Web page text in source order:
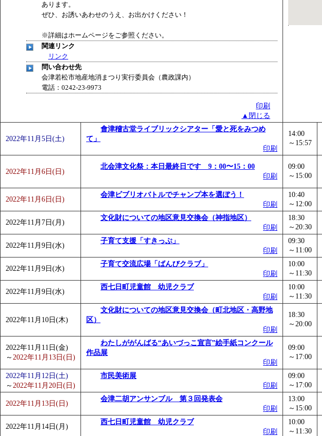
あります。
ぜひ、お誘いあわせのうえ、お出かけください！
※詳細はホームページをご参照ください。
関連リンク
リンク
問い合わせ先
会津若松市地産地消まつり実行委員会（農政課内）
電話：0242-23-9973
印刷
▲閉じる
2022年11月5日(土)
會津稽古堂ライブリックシアター「愛と死をみつめ
て」
印刷
14:00
～15:57
2022年11月6日(日)
北会津文化祭：本日最終日です 9：00〜15：00
印刷
09:00
～15:00
2022年11月6日(日)
会津ビブリオバトルでチャンプ本を選ぼう！
印刷
10:40
～12:00
2022年11月7日(月)
文化財についての地区意見交換会（神指地区）
印刷
18:30
～20:30
2022年11月9日(水)
子育て支援「すきっぷ」
印刷
09:30
～11:00
2022年11月9日(水)
子育て交流広場「ばんびクラブ」
印刷
10:00
～11:30
2022年11月9日(水)
西七日町児童館 幼児クラブ
印刷
10:00
～11:30
2022年11月10日(木)
文化財についての地区意見交換会（町北地区・高野地
区）
印刷
18:30
～20:00
2022年11月11日(金)
～ 2022年11月13日(日)
わたしががんばる“あいづっこ宣言”絵手紙コンクール
作品展
印刷
09:00
～17:00
2022年11月12日(土)
～ 2022年11月20日(日)
市民美術展
印刷
09:00
～17:00
2022年11月13日(日)
会津二胡アンサンブル 第３回発表会
印刷
13:00
～15:00
2022年11月14日(月)
西七日町児童館 幼児クラブ
印刷
10:00
～11:30